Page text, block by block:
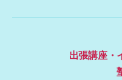
出張講座・